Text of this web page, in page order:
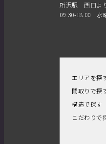
所沢駅 西口よ
09:30-18:00 水
エリアを探
間取りで探
構造で探す
こだわりで